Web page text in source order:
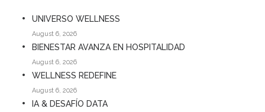
UNIVERSO WELLNESS
August 6, 2026
BIENESTAR AVANZA EN HOSPITALIDAD
August 6, 2026
WELLNESS REDEFINE
August 6, 2026
IA & DESAFÍO DATA